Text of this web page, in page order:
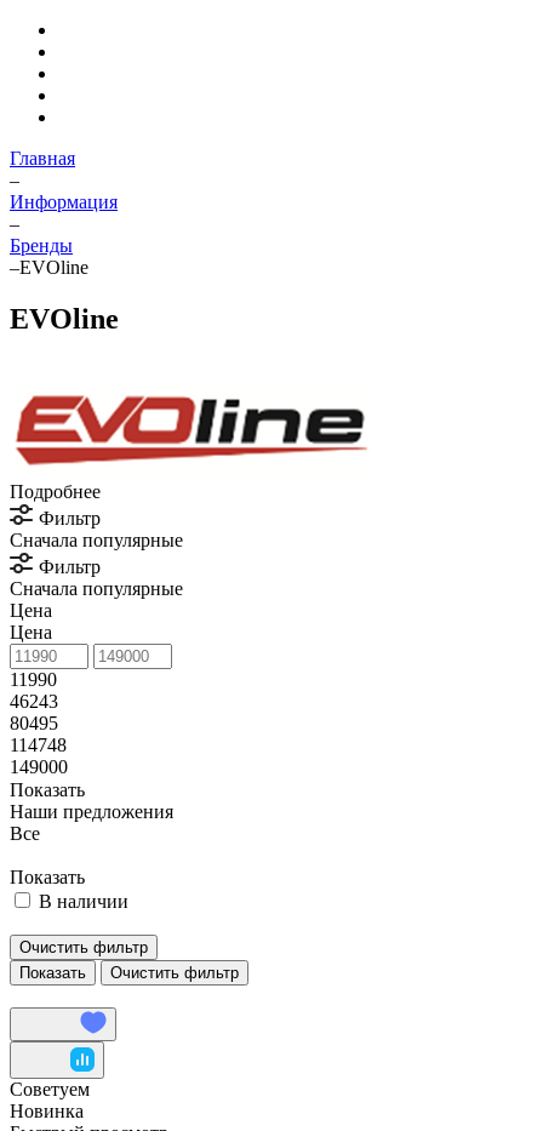
Главная
–
Информация
–
Бренды
–EVOline
EVOline
Подробнее
Фильтр
Сначала популярные
Фильтр
Сначала популярные
Цена
Цена
11990
46243
80495
114748
149000
Показать
Наши предложения
Все
Показать
В наличии
Очистить фильтр
Очистить фильтр
Советуем
Новинка